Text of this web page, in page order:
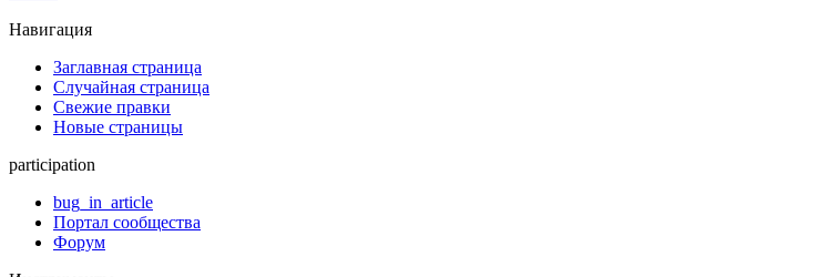
Навигация
Заглавная страница
Случайная страница
Свежие правки
Новые страницы
participation
bug_in_article
Портал сообщества
Форум